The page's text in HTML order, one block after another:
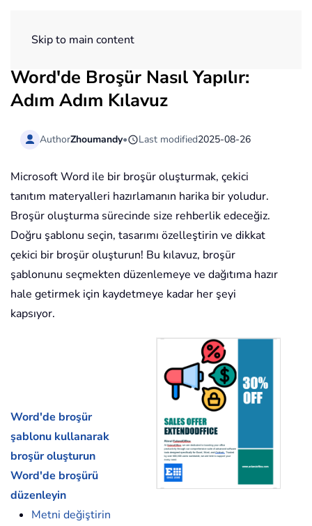
Skip to main content
Word'de Broşür Nasıl Yapılır:
Adım Adım Kılavuz
AuthorZhoumandy• Last modified2025-08-26
Microsoft Word ile bir broşür oluşturmak, çekici
tanıtım materyalleri hazırlamanın harika bir yoludur.
Broşür oluşturma sürecinde size rehberlik edeceğiz.
Doğru şablonu seçin, tasarımı özelleştirin ve dikkat
çekici bir broşür oluşturun! Bu kılavuz, broşür
şablonunu seçmekten düzenlemeye ve dağıtıma hazır
hale getirmek için kaydetmeye kadar her şeyi
kapsıyor.
Word'de broşür
şablonu kullanarak
broşür oluşturun
Word'de broşürü
düzenleyin
Metni değiştirin